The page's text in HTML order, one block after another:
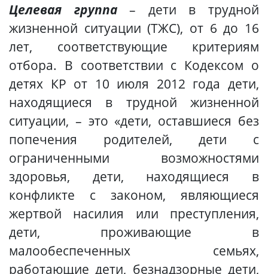
Целевая группа– дети в трудной
жизненной ситуации (ТЖС), от 6 до 16
лет, соответствующие критериям
отбора. В соответствии с Кодексом о
детях КР от 10 июля 2012 года дети,
находящиеся в трудной жизненной
ситуации, – это «дети, оставшиеся без
попечения родителей, дети с
ограниченными возможностями
здоровья, дети, находящиеся в
конфликте с законом, являющиеся
жертвой насилия или преступления,
дети, проживающие в
малообеспеченных семьях,
работающие дети, безнадзорные дети,